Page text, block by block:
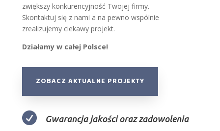
zwiększy konkurencyjność Twojej firmy.
Skontaktuj się z nami a na pewno wspólnie
zrealizujemy ciekawy projekt.
Działamy w całej Polsce!
ZOBACZ AKTUALNE PROJEKTY
 Gwarancja jakości oraz zadowolenia